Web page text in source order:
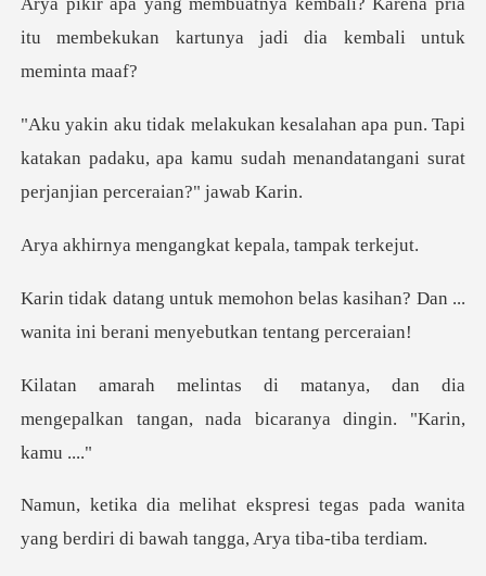
itu membekukan kartuny
. Tapi
katakan padaku, apa kamu sudah menandatan
ngangkat kepala,
las kasihan? Dan ...
wanita ini ber
dan dia
mengepalkan tangan, nada b
tegas pada wanita
yang berdiri di b